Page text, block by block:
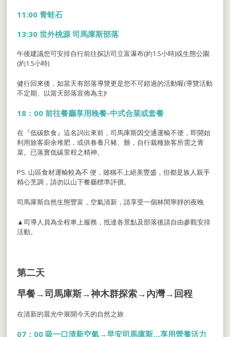
11:00 青蛙石
13:30 世外桃源 司馬庫斯部落
午後建議您可安排自行前往探訪司立富瀑布(約1.5小時)或生態公園
(約1.5小時)
健行回來後，如當天有部落導覽更是您不可錯過的活動喔(導覽活動
不定期、以當天部落宣佈為主)!
18：00 前往餐廳享用晚餐-中式合菜或套餐
在『低碳飲食』這名詞出來前，司馬庫斯因交通運輸不便，即開始
利用旅客廚余堆肥，或供眷養只豬、雞，自行栽種旅客所需之青
菜。已落實低碳里程之精神。
PS. 山區食材運輸較為不 便，雖稱不上絕美豐盛，但都是族人親手
精心烹調，請勿以山下餐廳標準評價。
司馬庫斯自然生態豐富，空氣清新，請享受一個林間寧靜的夜晚
▲司導人員為全程車上服務，抵達各景點及部落後請自由參觀安排
活動。
第二天
早餐→司馬庫斯→神木群探索→內灣→回程
在清新的晨光中展開今天的自然之旅
07：00 吸一口清新空氣→早安司馬庫斯…享用營養活力